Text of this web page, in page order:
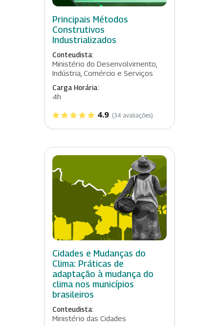
Principais Métodos
Construtivos
Industrializados
Conteudista:
Ministério do Desenvolvimento,
Indústria, Comércio e Serviços
Carga Horária:
4h
4.9 (34 avaliações)
Cidades e Mudanças do
Clima: Práticas de
adaptação à mudança do
clima nos municípios
brasileiros
Conteudista:
Ministério das Cidades